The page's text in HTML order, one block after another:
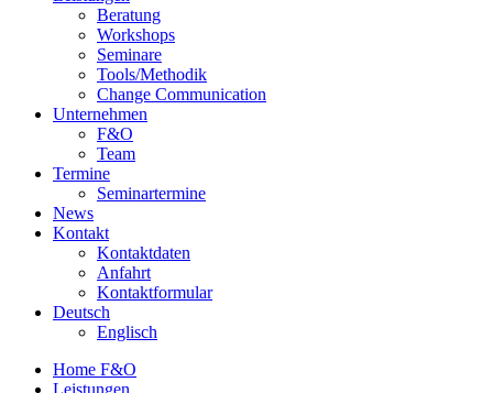
Beratung
Workshops
Seminare
Tools/Methodik
Change Communication
Unternehmen
F&O
Team
Termine
Seminartermine
News
Kontakt
Kontaktdaten
Anfahrt
Kontaktformular
Deutsch
Englisch
Home F&O
Leistungen